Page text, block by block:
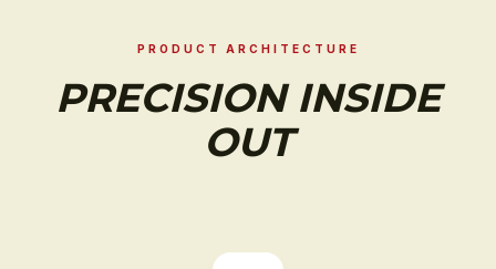
PRODUCT ARCHITECTURE
PRECISION INSIDE
OUT